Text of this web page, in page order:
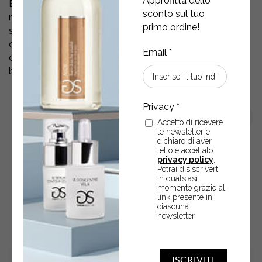
sconto sul tuo
primo ordine!
ISCRIVITI
Accetto di ricevere
le newsletter e
dichiaro di aver
letto e accettato
privacy policy
Potrai disiscriverti
in qualsiasi
momento grazie al
link presente in
ciascuna
newsletter.
Estratto Biologico di Menta Piperita è ideale per idratare,
rinfrescare e rivitalizzare la pelle del corpo. Nebulizzata
sulla pelle, dopo il bagno, la doccia e in ogni momento
della giornata, sprigiona incantevoli note di fiori bianchi,
cotone e legni pregiati che ricordano il profumo del
bucato pulito ed evocano ricordi autentici.
POTREBBERO ANCHE
INTERESSARTI